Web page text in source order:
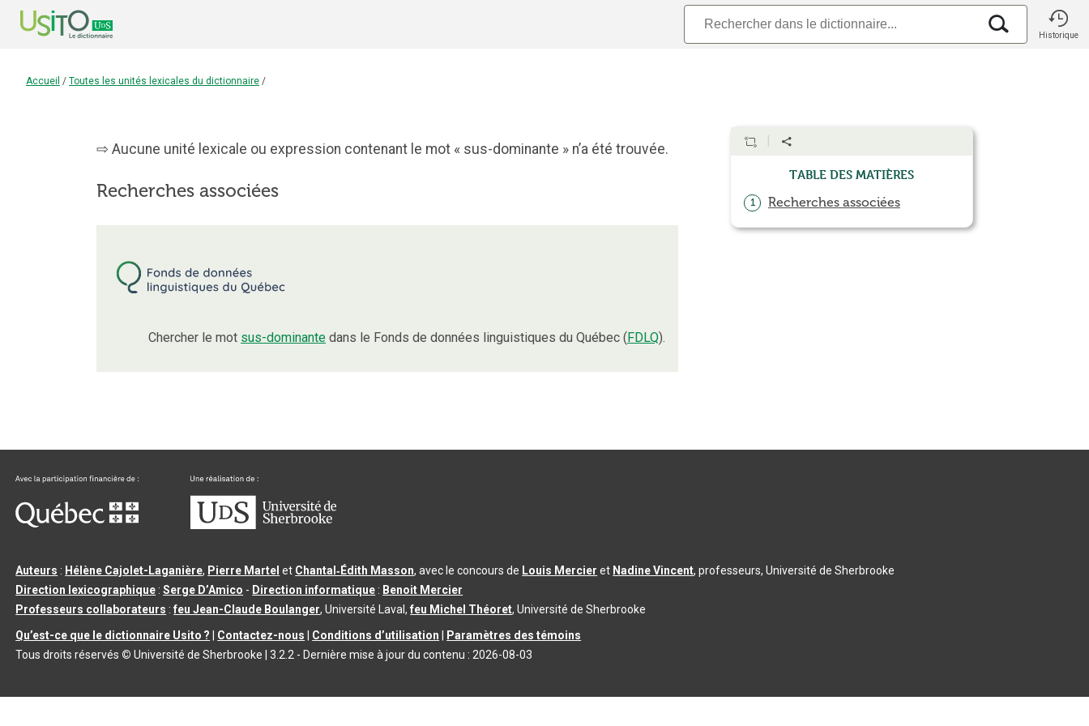
Historique
Accueil / Toutes les unités lexicales du dictionnaire /
Aucune unité lexicale ou expression contenant le mot « sus-dominante » n’a été trouvée.
Recherches associées
Chercher le mot sus-dominante dans le Fonds de données linguistiques du Québec (FDLQ).
Table des matières
1 Recherches associées
Auteurs : Hélène Cajolet-Laganière, Pierre Martel et Chantal‑Édith Masson, avec le concours de Louis Mercier et Nadine Vincent, professeurs, Université de Sherbrooke
Direction lexicographique :Serge D’Amico - Direction informatique : Benoit Mercier
Professeurs collaborateurs :feu Jean-Claude Boulanger, Université Laval,feu Michel Théoret, Université de Sherbrooke
Qu’est-ce que le dictionnaire Usito ?
Contactez-nous Conditions d’utilisation
Paramètres des témoins
Tous droits réservés © Université de Sherbrooke |3.2.2 - Dernière mise à jour du contenu : 2026-08-03